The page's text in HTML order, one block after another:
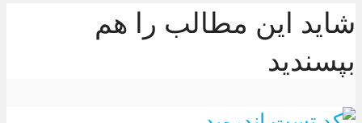
شاید این مطالب را هم
بپسندید